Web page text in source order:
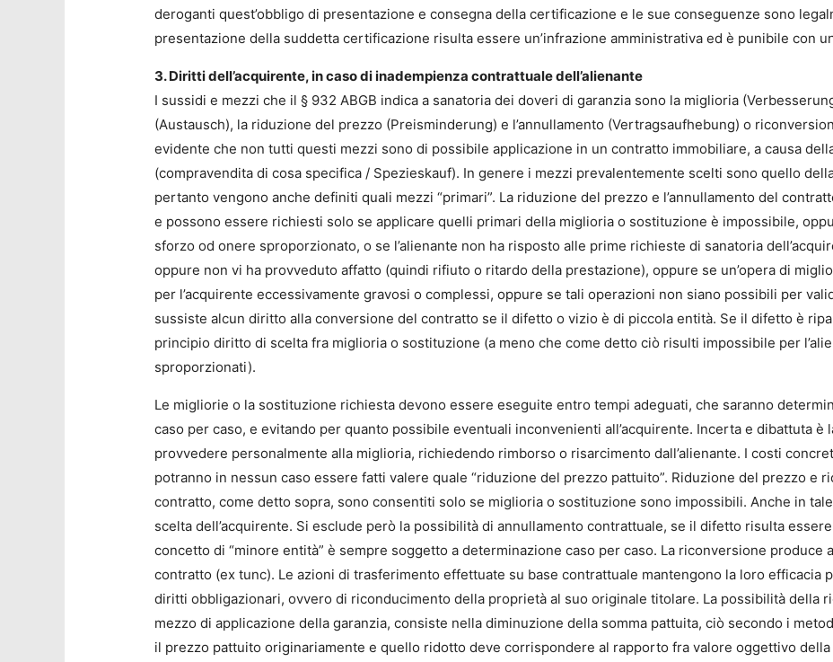
deroganti quest’obbligo di presentazione e consegna della certificazione e le sue conseguenze sono
presentazione della suddetta certificazione risulta essere un’infrazione amministrativa ed è punibile con
3. Diritti dell’acquirente, in caso di inadempienza contrattuale dell’alienante
I sussidi e mezzi che il § 932 ABGB indica a sanatoria dei doveri di garanzia sono la miglioria
(Austausch), la riduzione del prezzo (Preisminderung) e l’annullamento (Vertragsaufhebung) o
evidente che non tutti questi mezzi sono di possibile applicazione in un contratto immobiliare, a causa
(compravendita di cosa specifica / Spezieskauf). In genere i mezzi prevalentemente scelti sono quello
pertanto vengono anche definiti quali mezzi “primari”. La riduzione del prezzo e l’annullamento del
e possono essere richiesti solo se applicare quelli primari della miglioria o sostituzione è impossibile,
sforzo od onere sproporzionato, o se l’alienante non ha risposto alle prime richieste di sanatoria
oppure non vi ha provveduto affatto (quindi rifiuto o ritardo della prestazione), oppure se un’opera di
per l’acquirente eccessivamente gravosi o complessi, oppure se tali operazioni non siano possibili per
sussiste alcun diritto alla conversione del contratto se il difetto o vizio è di piccola entità. Se il difetto è
principio diritto di scelta fra miglioria o sostituzione (a meno che come detto ciò risulti impossibile per
sproporzionati).
Le migliorie o la sostituzione richiesta devono essere eseguite entro tempi adeguati, che saranno
caso per caso, e evitando per quanto possibile eventuali inconvenienti all’acquirente. Incerta e dibattuta è
provvedere personalmente alla miglioria, richiedendo rimborso o risarcimento dall’alienante. I costi
potranno in nessun caso essere fatti valere quale “riduzione del prezzo pattuito”. Riduzione del prezzo e
contratto, come detto sopra, sono consentiti solo se miglioria o sostituzione sono impossibili. Anche in
scelta dell’acquirente. Si esclude però la possibilità di annullamento contrattuale, se il difetto risulta
concetto di “minore entità” è sempre soggetto a determinazione caso per caso. La riconversione produce
contratto (ex tunc). Le azioni di trasferimento effettuate su base contrattuale mantengono la loro efficacia
diritti obbligazionari, ovvero di riconducimento della proprietà al suo originale titolare. La possibilità della
mezzo di applicazione della garanzia, consiste nella diminuzione della somma pattuita, ciò secondo i
il prezzo pattuito originariamente e quello ridotto deve corrispondere al rapporto fra valore oggettivo